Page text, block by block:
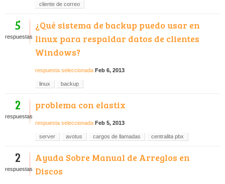
cliente de correo
5
respuestas
¿Qué sistema de backup puedo usar en
linux para respaldar datos de clientes
Windows?
respuesta seleccionada Feb 6, 2013
linux backup
2
respuestas
problema con elastix
respuesta seleccionada Feb 5, 2013
server avotus cargos de llamadas centralita pbx
2
respuestas
Ayuda Sobre Manual de Arreglos en
Discos